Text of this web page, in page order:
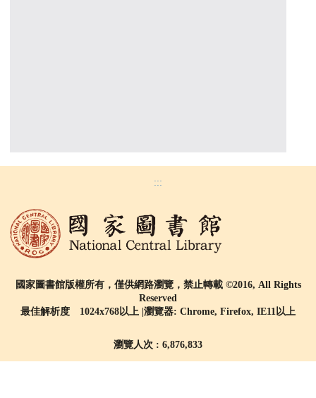
:::
國家圖書館版權所有，僅供網路瀏覽，禁止轉載 ©2016, All Rights
Reserved
最佳解析度 1024x768以上 |瀏覽器: Chrome, Firefox, IE11以上
瀏覽人次 : 6,876,833